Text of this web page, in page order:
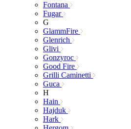
Fontana
Fugar
G
GlammFire
Glenrich
Glivi
Gonzyroc
Good Fire
Grilli Caminetti
Guca
H
Hain
Hajduk
Hark